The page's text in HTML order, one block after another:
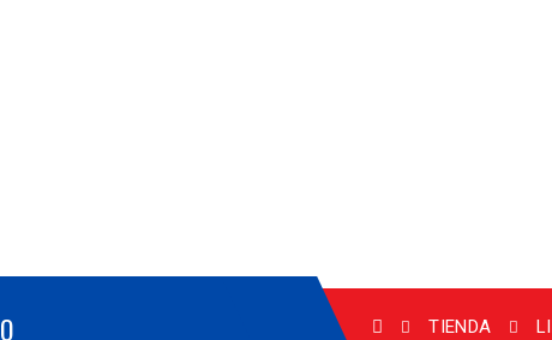
TIENDA